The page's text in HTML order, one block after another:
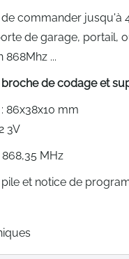
commander jusqu'à
de garage, portail,
868Mhz ...
de codage et
86x38x10 mm
3V
MHz
et notice de